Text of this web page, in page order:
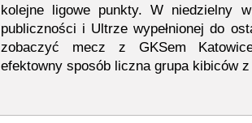
kolejne ligowe punkty. W niedzielny
publiczności i Ultrze wypełnionej do
zobaczyć mecz z GKSem
efektowny sposób liczna grupa kibiców